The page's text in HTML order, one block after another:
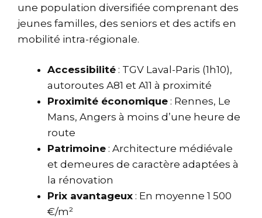
une population diversifiée comprenant des
jeunes familles, des seniors et des actifs en
mobilité intra-régionale.
Accessibilité : TGV Laval-Paris (1h10),
autoroutes A81 et A11 à proximité
Proximité économique : Rennes, Le
Mans, Angers à moins d’une heure de
route
Patrimoine : Architecture médiévale
et demeures de caractère adaptées à
la rénovation
Prix avantageux : En moyenne 1 500
€/m²